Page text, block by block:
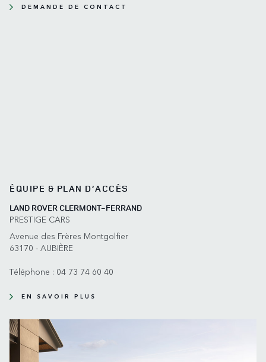
DEMANDE DE CONTACT
ÉQUIPE & PLAN D’ACCÈS
LAND ROVER CLERMONT-FERRAND
PRESTIGE CARS
Avenue des Frères Montgolfier
63170 - AUBIÈRE
Téléphone : 04 73 74 60 40
EN SAVOIR PLUS